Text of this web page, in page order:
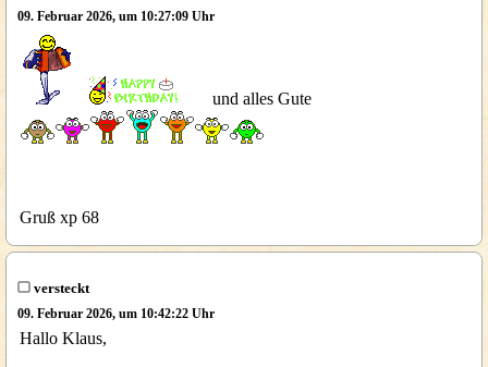
09. Februar 2026, um 10:27:09 Uhr
und alles Gute
Gruß xp 68
versteckt
09. Februar 2026, um 10:42:22 Uhr
Hallo Klaus,